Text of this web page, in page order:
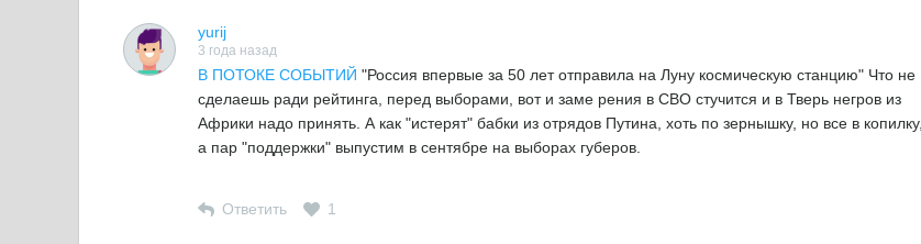
yurij
3 года назад
В ПОТОКЕ СОБЫТИЙ "Россия впервые за 50 лет отправила на Луну космическую станцию" Что не
сделаешь ради рейтинга, перед выборами, вот и заме рения в СВО стучится и в Тверь негров из
Африки надо принять. А как "истерят" бабки из отрядов Путина, хоть по зернышку, но все в копилку,
а пар "поддержки" выпустим в сентябре на выборах губеров.
Ответить 1